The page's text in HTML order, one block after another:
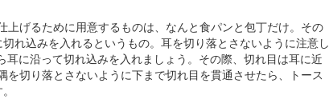
上げるために用意するものは、なんと食パンと包丁だけ。その
れ込みを入れるというもの。耳を切り落とさないように注意し
耳に沿って切れ込みを入れましょう。その際、切れ目は耳に近
を切り落とさないように下まで切れ目を貫通させたら、トース